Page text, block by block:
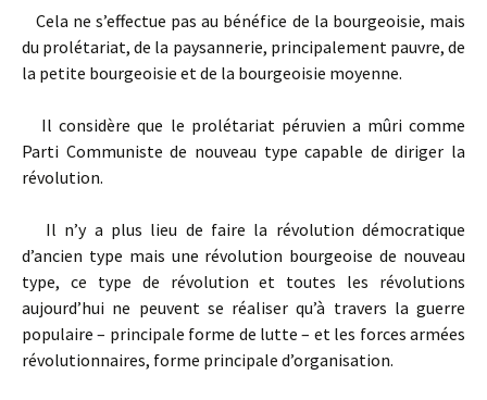
Cela ne s’effectue pas au bénéfice de la bourgeoisie, mais
du prolétariat, de la paysannerie, principalement pauvre, de
la petite bourgeoisie et de la bourgeoisie moyenne.
Il considère que le prolétariat péruvien a mûri comme
Parti Communiste de nouveau type capable de diriger la
révolution.
Il n’y a plus lieu de faire la révolution démocratique
d’ancien type mais une révolution bourgeoise de nouveau
type, ce type de révolution et toutes les révolutions
aujourd’hui ne peuvent se réaliser qu’à travers la guerre
populaire – principale forme de lutte – et les forces armées
révolutionnaires, forme principale d’organisation.